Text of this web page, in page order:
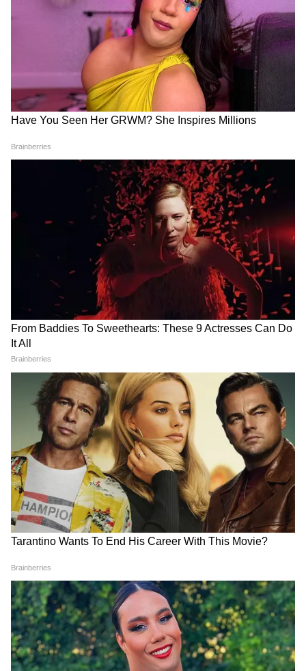
Social Media
রাজেশ খান্নার কেরিয়ারের শেষের দিকে ফিকে হয়ে
আসা তারকাখ্যাতি এবং একাকীত্ব নিয়ে প্রশ্ন করা
হলে মৌসুমী দার্শনিক উত্তর দেন। তিনি বলেন, এটা
ছিল 'কর্মফল'। তাঁর বিশ্বাস, একজন মানুষ সম্পর্ক
এবং সাফল্যকে কীভাবে সামলায়, জীবন তারই
প্রতিফলন ঘটায়। তাঁর মতে, একাকীত্ব জীবনের
একটি স্বাভাবিক পর্যায় এবং একে ভয় না পেয়ে
আপন করে নেওয়া উচিত।
Image Credit : Twitter
মৌসুমী চট্টোপাধ্যায় ফিল্ম ইন্ডাস্ট্রির বিবর্তন নিয়েও
কথা বলেন। তিনি উল্লেখ করেন, আগেকার দিনে
বড় তারকারা প্রায়ই সেটে দাপট দেখাতেন এবং
বিভিন্ন সিদ্ধান্তে প্রভাব খাটাতেন। কিন্তু এখনকার
অভিনেতারা অনেক বেশি সহযোগিতামূলক এবং
বন্ধুত্বপূর্ণ। তিনি রাজেশ খান্নার সঙ্গে তাঁর অভিনীত
'অনুরাগ' এবং 'প্রেম বন্ধন'-এর মতো সিনেমার
আছে।
LATEST VIDEOS